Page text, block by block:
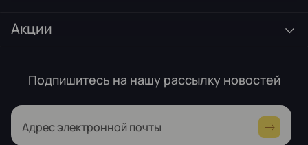
Акции
Подпишитесь на нашу рассылку новостей
Адрес электронной почты